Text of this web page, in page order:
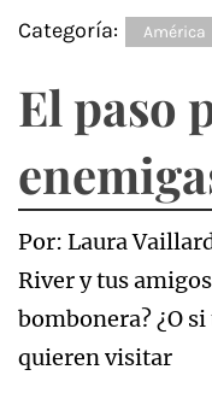
Categoría: América
El paso
Por: Laura
River y tus
bombonera? ¿O
quieren visitar